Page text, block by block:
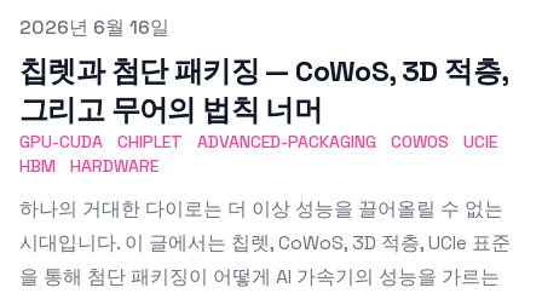
Published on
2026년 6월 16일
칩렛과 첨단 패키징 — CoWoS, 3D 적층,
그리고 무어의 법칙 너머
GPU-CUDA CHIPLET ADVANCED-PACKAGING COWOS
UCIE
HBM
HARDWARE
하나의 거대한 다이로는 더 이상 성능을 끌어올릴 수 없는
시대입니다. 이 글에서는 칩렛, CoWoS, 3D 적층, UCIe 표준
을 통해 첨단 패키징이 어떻게 AI 가속기의 성능을 가르는